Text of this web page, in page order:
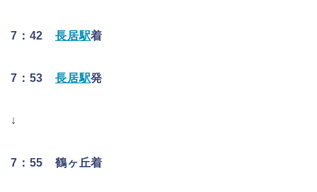
7：42 長居駅着
7：53 長居駅発
↓
7：55 鶴ヶ丘着